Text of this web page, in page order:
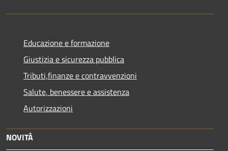
Educazione e formazione
Giustizia e sicurezza pubblica
Tributi,finanze e contravvenzioni
Salute, benessere e assistenza
Autorizzazioni
NOVITÀ